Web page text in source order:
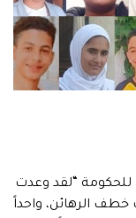
للحكومة “لقد وعدت
الرهائن، واحداً